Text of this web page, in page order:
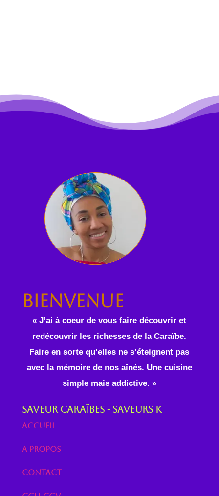
Bienvenue
« J’ai à coeur de vous faire découvrir et
redécouvrir les richesses de la Caraïbe.
Faire en sorte qu’elles ne s’éteignent pas
avec la mémoire de nos aînés. Une cuisine
simple mais addictive. »
Saveur Caraïbes - Saveurs K
Accueil
A propos
Contact